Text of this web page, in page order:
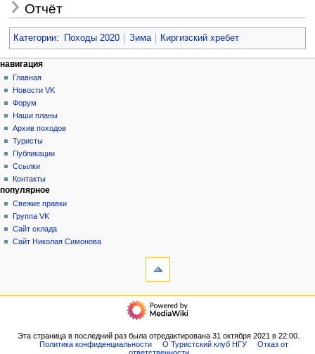
Отчёт
Категории: Походы 2020 Зима Киргизский хребет
Н
а
в
и
а
ц
и
я
действия на странице
статья
обсуждение
читать
просмотр
кода
история
персональные инструменты
создать
учётную
запись
войти
навигация
Главная
Новости VK
Форум
Наши планы
Архив походов
Туристы
Публикации
Ссылки
Контакты
популярное
Свежие правки
Группа VK
Сайт склада
Сайт Николая Симонова
Версия
навигация
VK
Эта страница в последний раз была отредактирована 31 октября 2021 в 22:00.
Политика конфиденциальности
О Туристский клуб НГУ
Отказ от